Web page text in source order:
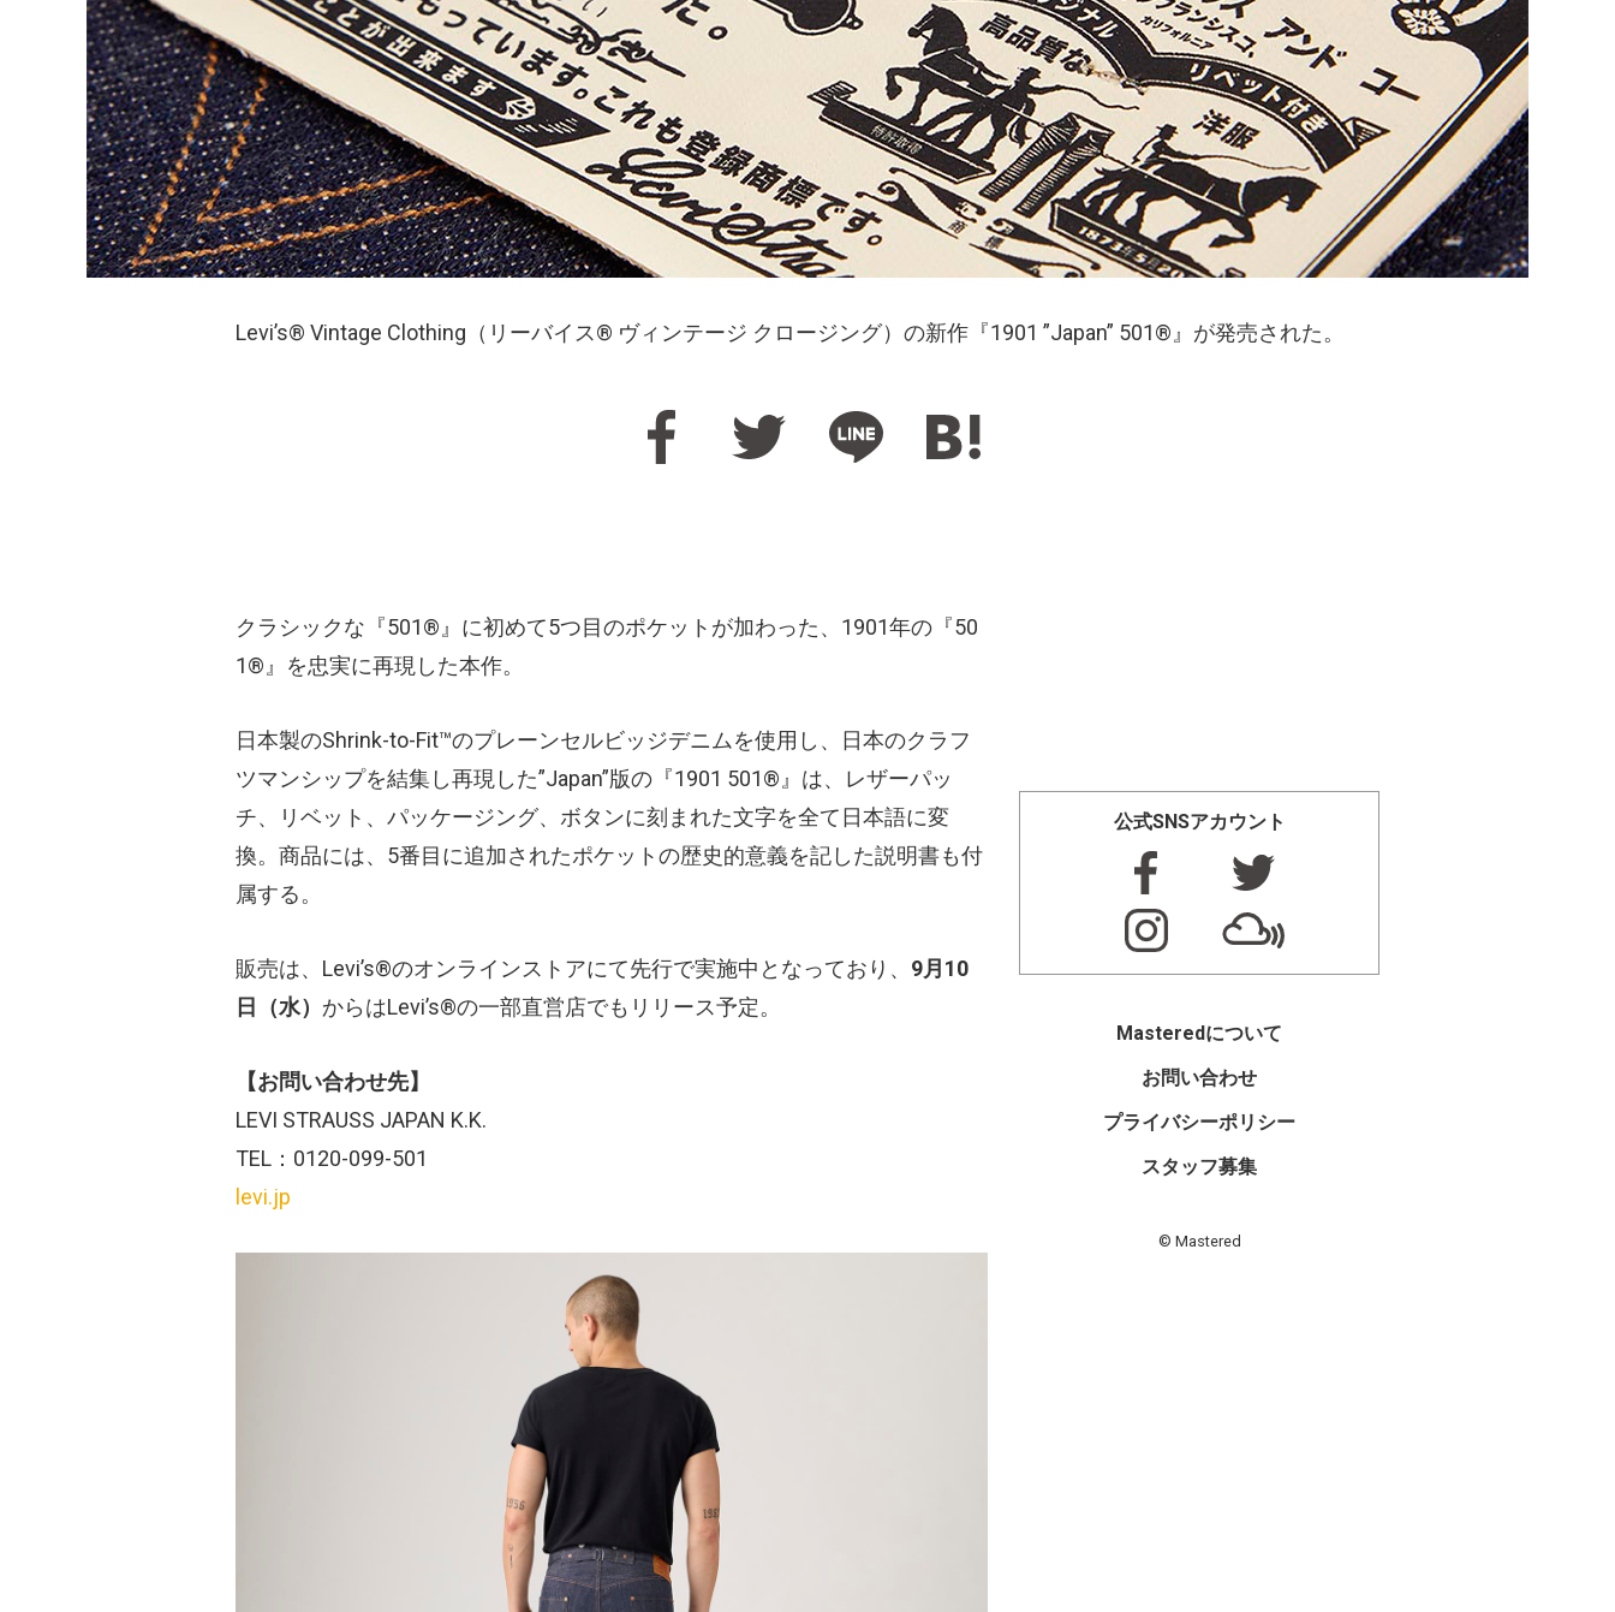
Levi’s® Vintage Clothing（リーバイス® ヴィンテージ クロージング）の新作『1901 ”Japan” 501®』が発売された。
クラシックな『501®』に初めて5つ目のポケットが加わった、1901年の『50
1®』を忠実に再現した本作。
日本製のShrink-to-Fit™のプレーンセルビッジデニムを使用し、日本のクラフ
ツマンシップを結集し再現した”Japan”版の『1901 501®』は、レザーパッ
チ、リベット、パッケージング、ボタンに刻まれた文字を全て日本語に変
換。商品には、5番目に追加されたポケットの歴史的意義を記した説明書も付
属する。
販売は、Levi’s®のオンラインストアにて先行で実施中となっており、 9月10
日（水） からはLevi’s®の一部直営店でもリリース予定。
【お問い合わせ先】
LEVI STRAUSS JAPAN K.K.
TEL：0120-099-501
levi.jp
公式SNSアカウント
Masteredについて
お問い合わせ
プライバシーポリシー
スタッフ募集
© Mastered